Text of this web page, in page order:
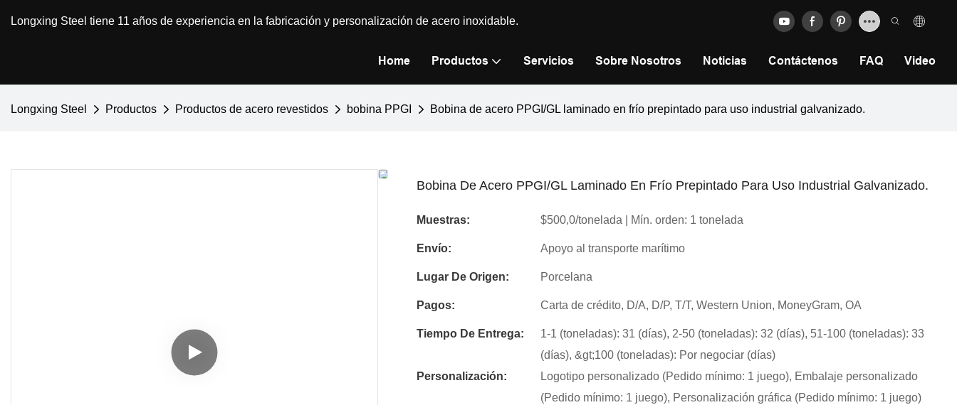
Longxing Steel tiene 11 años de experiencia en la fabricación y personalización de acero inoxidable.
Home Productos Servicios Sobre Nosotros Noticias Contáctenos FAQ Video
Longxing Steel Productos Productos de acero revestidos bobina PPGI Bobina de acero PPGI/GL laminado en frío prepintado para uso industrial galvanizado.
Bobina De Acero PPGI/GL Laminado En Frío Prepintado Para Uso Industrial Galvanizado.
Muestras: $500,0/tonelada | Mín. orden: 1 tonelada
Envío: Apoyo al transporte marítimo
Lugar De Origen: Porcelana
Pagos: Carta de crédito, D/A, D/P, T/T, Western Union, MoneyGram, OA
Tiempo De Entrega:
1-1 (toneladas): 31 (días), 2-50 (toneladas): 32 (días), 51-100 (toneladas): 33
(días), &gt;100 (toneladas): Por negociar (días)
Personalización:
Logotipo personalizado (Pedido mínimo: 1 juego), Embalaje personalizado
(Pedido mínimo: 1 juego), Personalización gráfica (Pedido mínimo: 1 juego)